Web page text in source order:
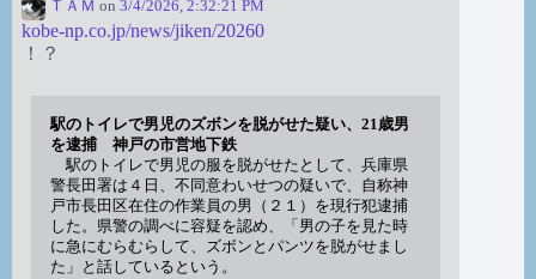
ＴＡＭ on 3/4/2026, 2:32:21 PM
kobe-np.co.jp/news/jiken/20260
！？
駅のトイレで男児のズボンを脱がせた疑い、21歳男
を逮捕 神戸の市営地下鉄
駅のトイレで男児の服を脱がせたとして、兵庫県
警長田署は４日、不同意わいせつの疑いで、自称神
戸市長田区在住の作業員の男（２１）を現行犯逮捕
した。県警の調べに容疑を認め、「男の子を見た時
に急にむらむらして、ズボンとパンツを脱がせまし
た」と話しているという。